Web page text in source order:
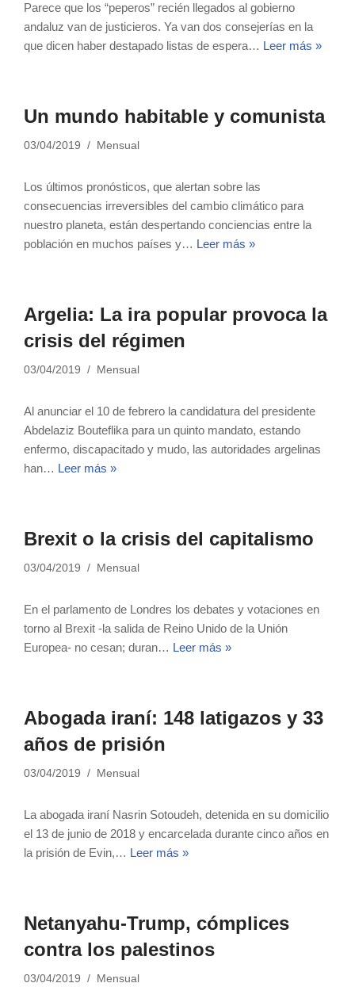
Parece que los “peperos” recién llegados al gobierno
andaluz van de justicieros. Ya van dos consejerías en la
que dicen haber destapado listas de espera… Leer más »
Un mundo habitable y comunista
03/04/2019 Mensual
Los últimos pronósticos, que alertan sobre las
consecuencias irreversibles del cambio climático para
nuestro planeta, están despertando conciencias entre la
población en muchos países y… Leer más »
Argelia: La ira popular provoca la
crisis del régimen
03/04/2019 Mensual
Al anunciar el 10 de febrero la candidatura del presidente
Abdelaziz Bouteflika para un quinto mandato, estando
enfermo, discapacitado y mudo, las autoridades argelinas
han… Leer más »
Brexit o la crisis del capitalismo
03/04/2019 Mensual
En el parlamento de Londres los debates y votaciones en
torno al Brexit -la salida de Reino Unido de la Unión
Europea- no cesan; duran… Leer más »
Abogada iraní: 148 latigazos y 33
años de prisión
03/04/2019 Mensual
La abogada iraní Nasrin Sotoudeh, detenida en su domicilio
el 13 de junio de 2018 y encarcelada durante cinco años en
la prisión de Evin,… Leer más »
Netanyahu-Trump, cómplices
contra los palestinos
03/04/2019 Mensual